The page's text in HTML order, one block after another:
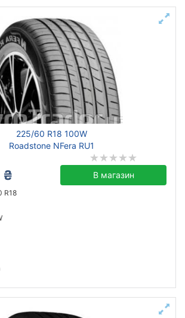
225/60 R18 100W
Roadstone NFera RU1
₴ В магазин
R18
Подобрать